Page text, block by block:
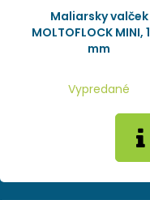
Maliarsky valček
MOLTOFLOCK MINI,
mm
Vypredané